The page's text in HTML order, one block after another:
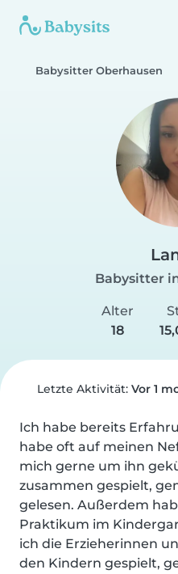
Babysitter Oberhausen
Babysitter
Alter
18
Letzte Aktivität: Vor 1
Ich habe bereits
habe oft auf meinen
mich gerne um ihn
zusammen gespielt,
gelesen. Außerdem
Praktikum im
ich die Erzieherinnen
den Kindern gespielt,